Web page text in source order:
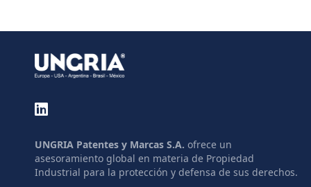
UNGRIA Patentes y Marcas S.A. ofrece un
asesoramiento global en materia de Propiedad
Industrial para la protección y defensa de sus derechos.